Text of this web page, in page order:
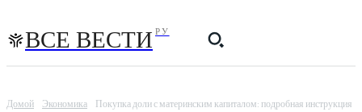
ВСЕ ВЕСТИ РУ
Домой Экономика Покупка доли с материнским капиталом: подробная инструкция